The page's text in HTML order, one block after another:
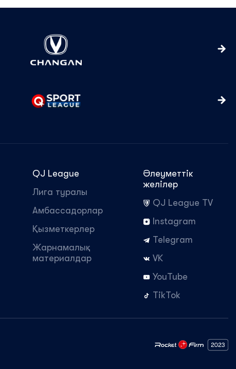
QJ League
Лига туралы
Амбассадорлар
Қызметкерлер
Жарнамалық
материалдар
Әлеуметтік
желілер
QJ League TV
Instagram
Telegram
VK
YouTube
TikTok